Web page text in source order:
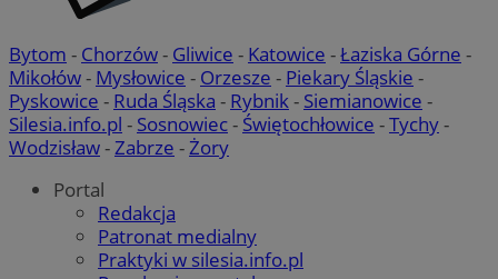
Bytom - Chorzów- Gliwice - Katowice -Łaziska Górne -
Mikołów- Mysłowice - Orzesze - Piekary Śląskie -
Pyskowice - Ruda Śląska - Rybnik- Siemianowice -
Silesia.info.pl - Sosnowiec- Świętochłowice -Tychy-
Wodzisław-Zabrze -Żory
Portal
Redakcja
Patronat medialny
Praktyki w silesia.info.pl